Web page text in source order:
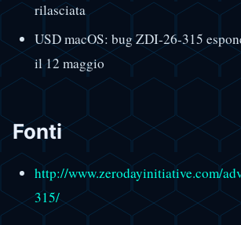
rilasciata
USD macOS: bug ZDI-26-315
il 12 maggio
Fonti
http://www.zerodayinitiative.com/
315/